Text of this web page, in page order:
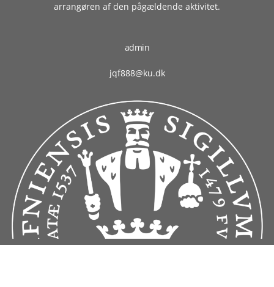
arrangøren af den pågældende aktivitet.
admin
jqf888@ku.dk